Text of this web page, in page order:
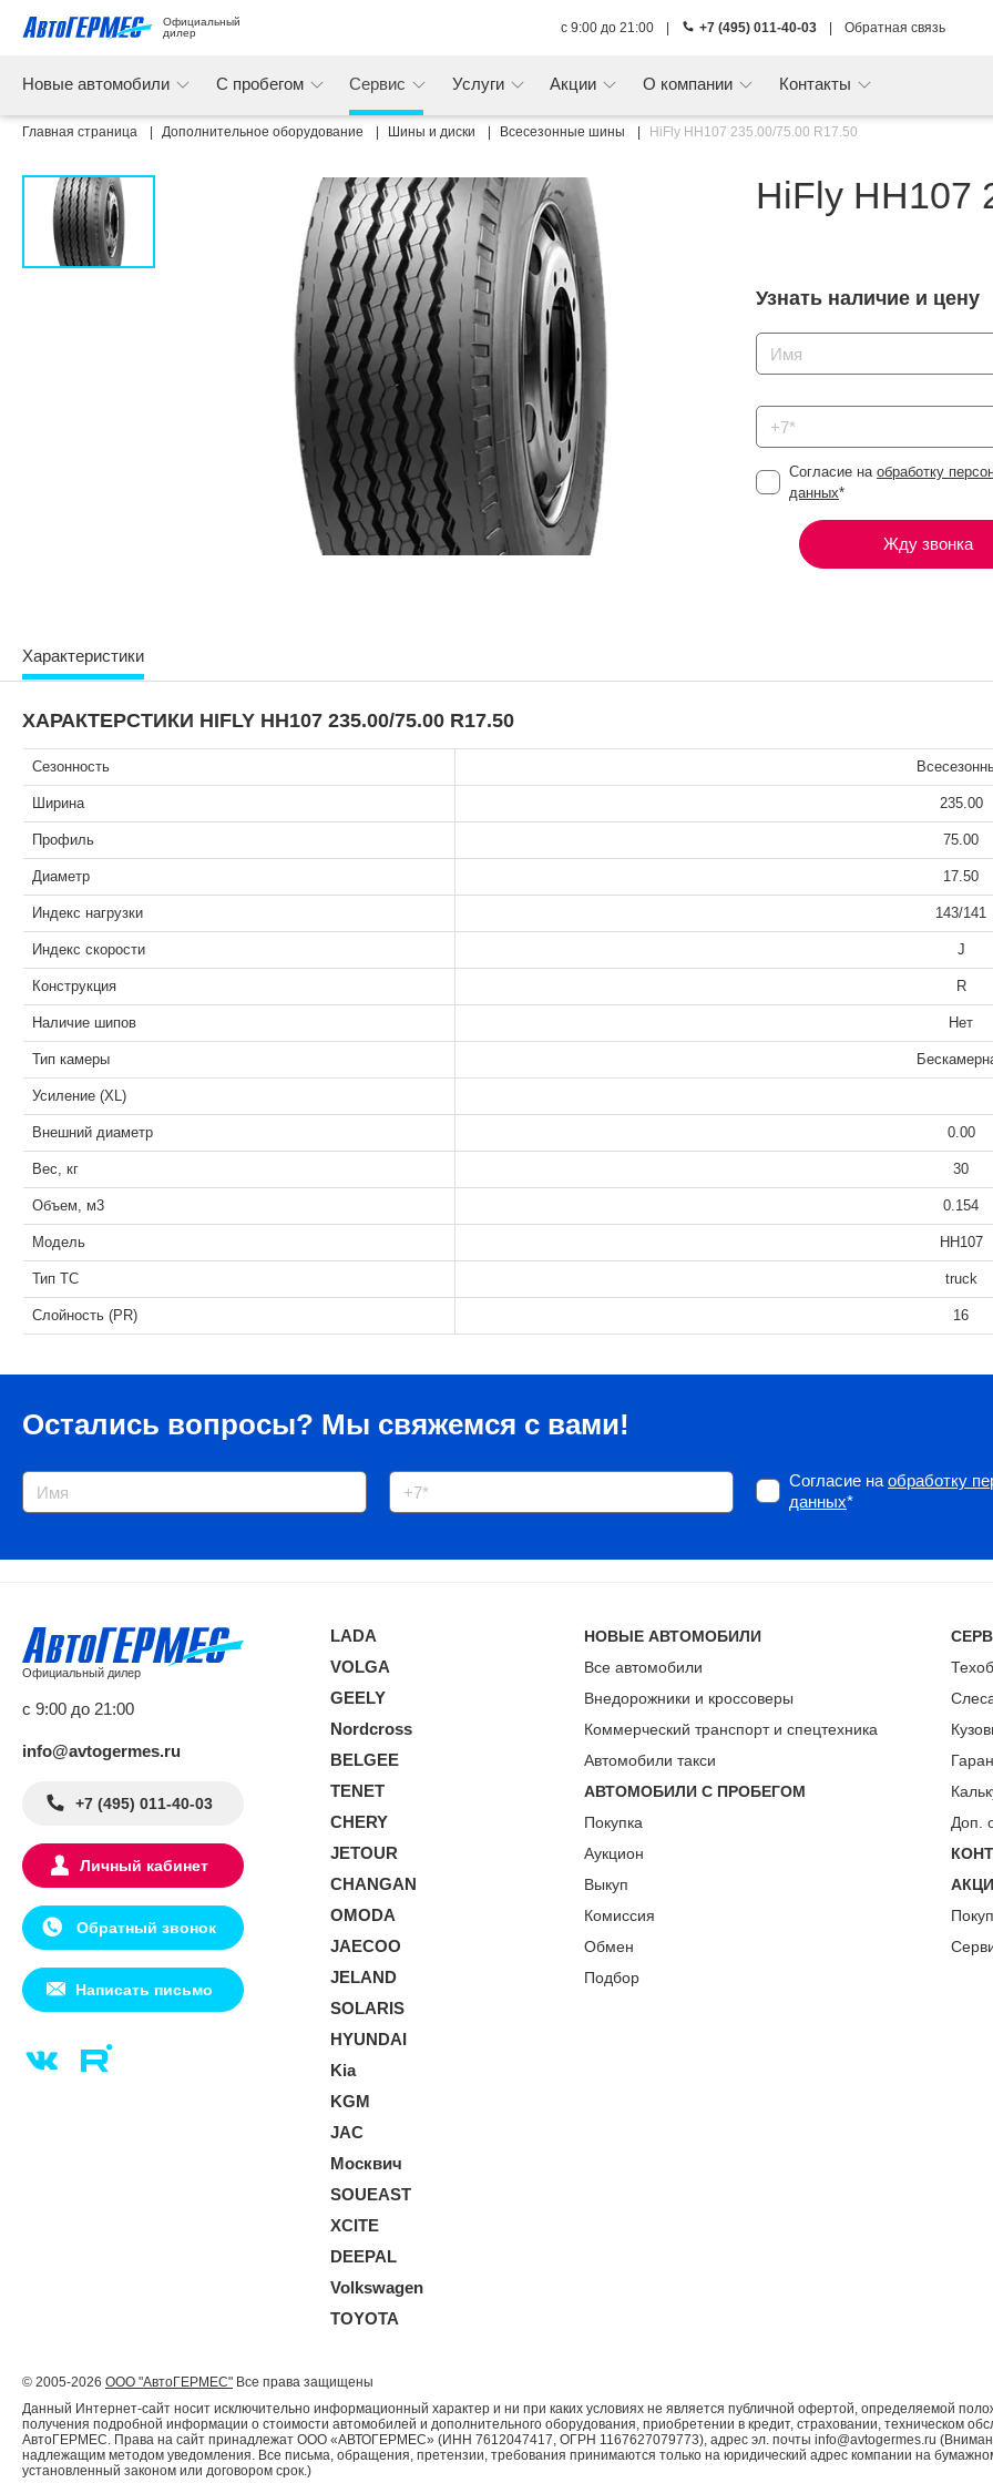
Официальный
дилер
с 9:00 до 21:00 +7 (495) 011-40-03 Обратная связь
Новые автомобили С пробегом Сервис Услуги Акции О компании Контакты
Главная страница Дополнительное оборудование Шины и диски Всесезонные шины HiFly HH107 235.00/75.00 R17.50
HiFly HH107
Узнать наличие и цену
Согласие на обработку
данных*
Жду звонка
Характеристики
ХАРАКТЕРСТИКИ HIFLY HH107 235.00/75.00 R17.50
Сезонность
Ширина 235.00
Профиль 75.00
Диаметр 17.50
Индекс нагрузки 143/141
Индекс скорости J
Конструкция R
Наличие шипов Нет
Тип камеры
Усиление (XL)
Внешний диаметр 0.00
Вес, кг 30
Объем, м3 0.154
Модель HH107
Тип ТС truck
Слойность (PR) 16
Остались вопросы? Мы свяжемся с вами!
Согласие на обработку
данных*
Официальный дилер
с 9:00 до 21:00
info@avtogermes.ru
+7 (495) 011-40-03
Личный кабинет
Обратный звонок
Написать письмо
LADA
VOLGA
GEELY
Nordcross
BELGEE
TENET
CHERY
JETOUR
CHANGAN
OMODA
JAECOO
JELAND
SOLARIS
HYUNDAI
Kia
KGM
JAC
Москвич
SOUEAST
XCITE
DEEPAL
Volkswagen
TOYOTA
НОВЫЕ АВТОМОБИЛИ
Все автомобили
Внедорожники и кроссоверы
Коммерческий транспорт и спецтехника
Автомобили такси
АВТОМОБИЛИ С ПРОБЕГОМ
Покупка
Аукцион
Выкуп
Комиссия
Обмен
Подбор
Доп.
© 2005-2026 ООО "АвтоГЕРМЕС" Все права защищены
Данный Интернет-сайт носит исключительно информационный характер и ни при каких условиях не является публичной офертой, определяемой
получения подробной информации о стоимости автомобилей и дополнительного оборудования, приобретении в кредит, страховании, техническом
АвтоГЕРМЕС. Права на сайт принадлежат ООО «АВТОГЕРМЕС» (ИНН 7612047417, ОГРН 1167627079773), адрес эл. почты info@avtogermes.ru
надлежащим методом уведомления. Все письма, обращения, претензии, требования принимаются только на юридический адрес компании на
установленный законом или договором срок.)